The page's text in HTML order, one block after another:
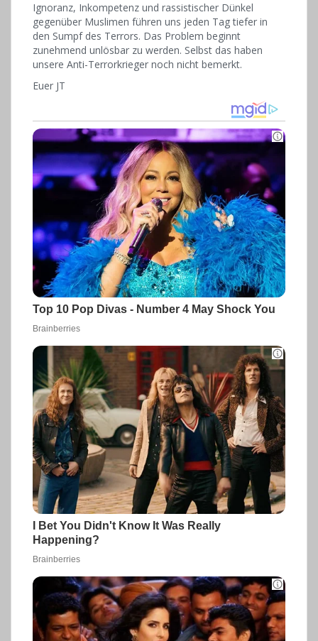
Ignoranz, Inkompetenz und rassistischer Dünkel
gegenüber Muslimen führen uns jeden Tag tiefer in
den Sumpf des Terrors. Das Problem beginnt
zunehmend unlösbar zu werden. Selbst das haben
unsere Anti-Terrorkrieger noch nicht bemerkt.
Euer JT